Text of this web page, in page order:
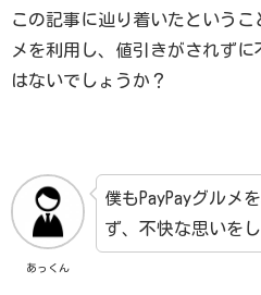
この記事に辿り着いたというこ
メを利用し、値引きがされず
はないでしょうか？
あっくん
僕もPayPayグルメ
ず、不快な思いを